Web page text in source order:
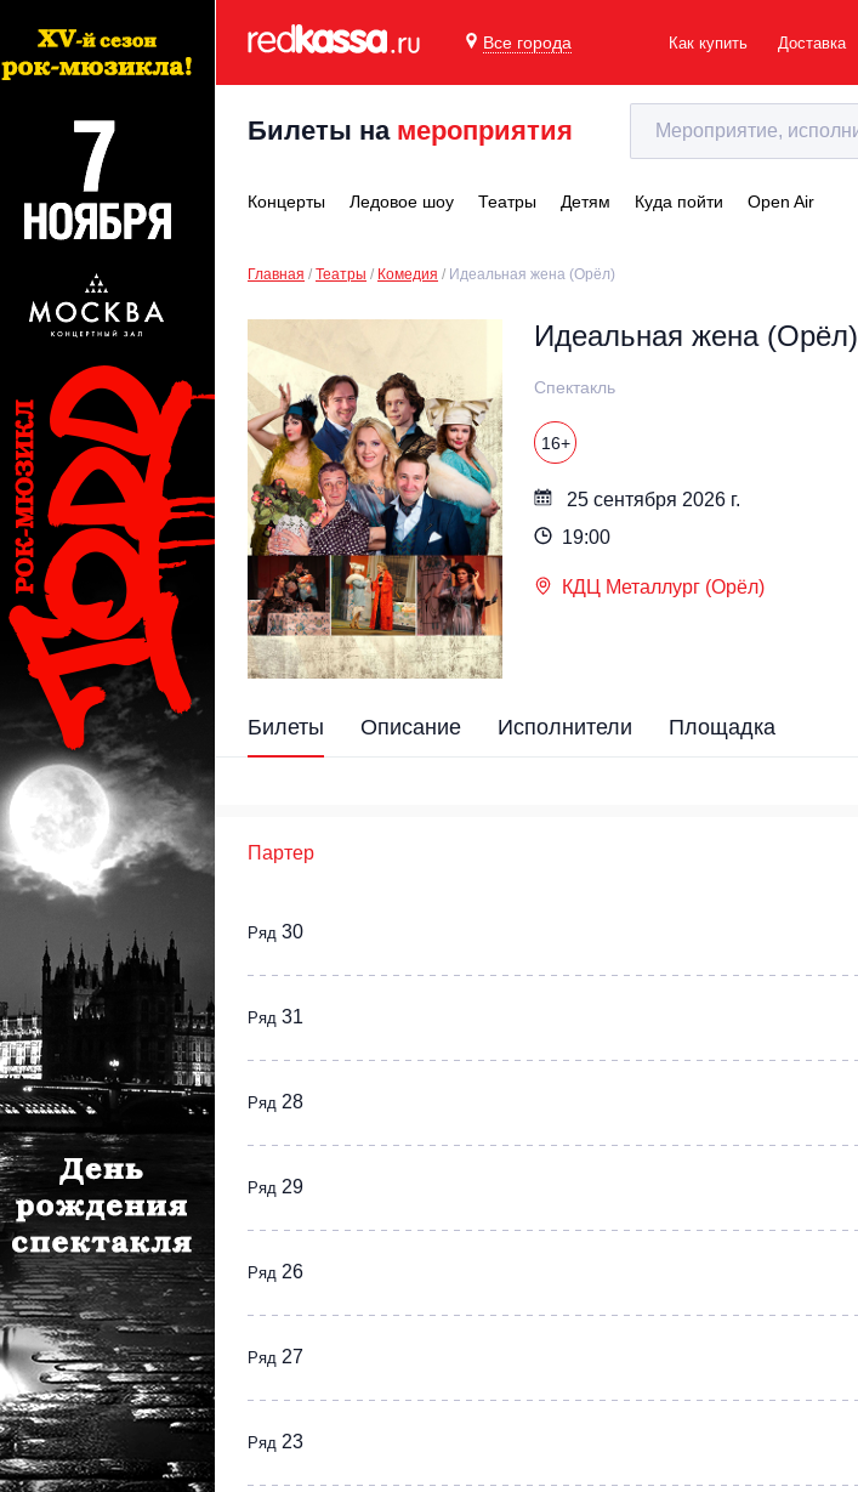
Все города Как купить Доставка
Билеты на мероприятия
Концерты Ледовое шоу Театры Детям Куда пойти Open Air
Главная Театры Комедия Идеальная жена (Орёл)
Идеальная жена (Орёл)
Спектакль
16+
25 сентября 2026 г.
19:00
КДЦ Металлург (Орёл)
Билеты Описание Исполнители Площадка
Партер
Ряд 30
Ряд 31
Ряд 28
Ряд 29
Ряд 26
Ряд 27
Ряд 23